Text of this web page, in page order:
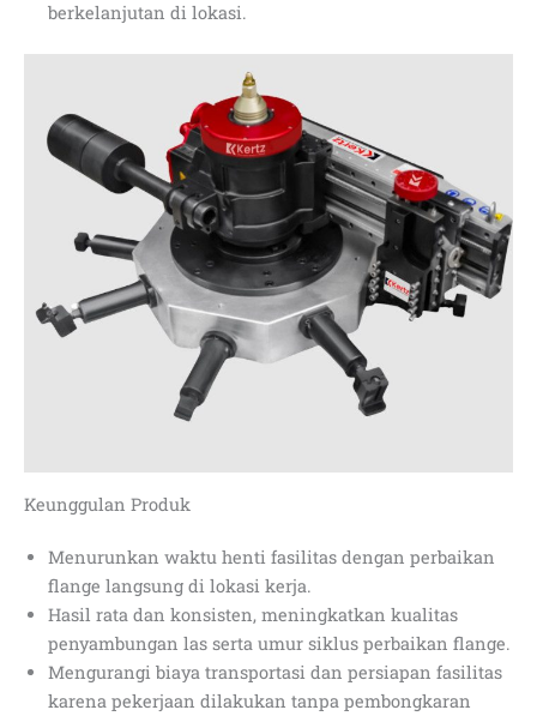
berkelanjutan di lokasi.
Keunggulan Produk
Menurunkan waktu henti fasilitas dengan perbaikan
flange langsung di lokasi kerja.
Hasil rata dan konsisten, meningkatkan kualitas
penyambungan las serta umur siklus perbaikan flange.
Mengurangi biaya transportasi dan persiapan fasilitas
karena pekerjaan dilakukan tanpa pembongkaran